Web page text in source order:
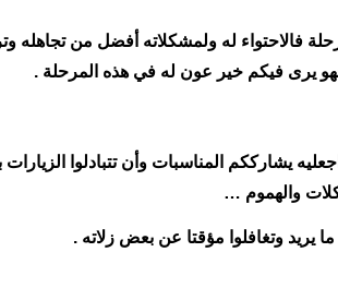
فالاحتواء له ولمشكلاته أفضل من تجاهله
فهو يرى فيكم خير عون له في هذه المرحلة .
يشارككم المناسبات وأن تتبادلوا
والهموم …
يريد وتغافلوا مؤقتا عن بعض زلاته .